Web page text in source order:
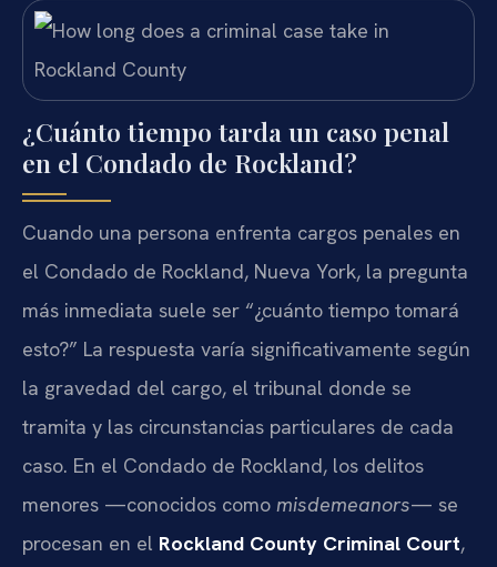
¿Cuánto tiempo tarda un caso penal
en el Condado de Rockland?
Cuando una persona enfrenta cargos penales en
el Condado de Rockland, Nueva York, la pregunta
más inmediata suele ser “¿cuánto tiempo tomará
esto?” La respuesta varía significativamente según
la gravedad del cargo, el tribunal donde se
tramita y las circunstancias particulares de cada
caso. En el Condado de Rockland, los delitos
menores —conocidos como misdemeanors— se
procesan en el Rockland County Criminal Court,